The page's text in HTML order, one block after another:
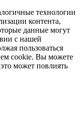
технологии
контента,
данные могут
с нашей
пользоваться
cookie. Вы можете
может повлиять